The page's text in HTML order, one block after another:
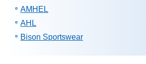
AMHEL
AHL
Bison Sportswear